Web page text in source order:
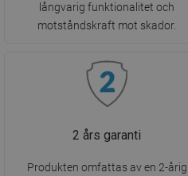
långvarig funktionalitet och
motståndskraft mot skador.
2 års garanti
Produkten omfattas av en 2-årig